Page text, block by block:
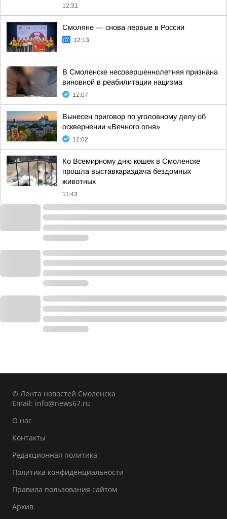
12:31
Смоляне — снова первые в России
12:13
В Смоленске несовершеннолетняя признана
виновной в реабилитации нацизма
12:07
Вынесен приговор по уголовному делу об
осквернении «Вечного огня»
12:02
Ко Всемирному дню кошек в Смоленске
прошла выставкараздача бездомных
животных
11:43
© Лента новостей Смоленска
Email: info@news67.ru
О нас
Контакты
Редакционная политика
Политика конфиденциальности
Правила пользования сайтом
Архив